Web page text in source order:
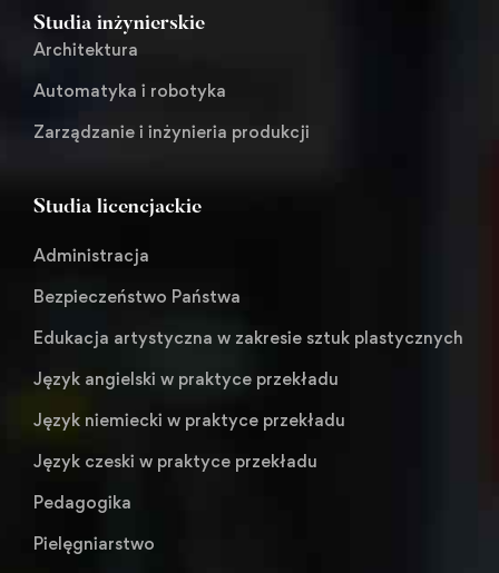
Studia inżynierskie
Architektura
Automatyka i robotyka
Zarządzanie i inżynieria produkcji
Studia licencjackie
Administracja
Bezpieczeństwo Państwa
Edukacja artystyczna w zakresie sztuk plastycznych
Język angielski w praktyce przekładu
Język niemiecki w praktyce przekładu
Język czeski w praktyce przekładu
Pedagogika
Pielęgniarstwo